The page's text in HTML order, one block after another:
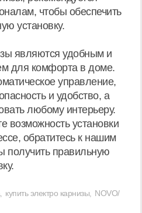
чтобы обеспечить
установку.
являются удобным и
для комфорта в доме.
управление,
и удобство, а
любому интерьеру.
возможность установки
обратитесь к нашим
получить правильную
, купить электро карнизы, NOVO/